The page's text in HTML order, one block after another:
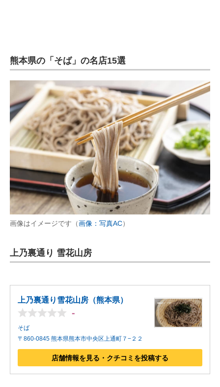
熊本県の「そば」の名店15選
画像はイメージです（画像：写真AC）
上乃裏通り 雪花山房
上乃裏通り雪花山房（熊本県）
-
そば
〒860-0845 熊本県熊本市中央区上通町７−２２
店舗情報を見る・クチコミを投稿する